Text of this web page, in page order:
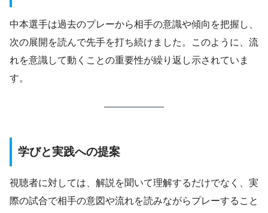
中本選手は過去のプレーから相手の意識や傾向を把握し、
次の展開を読んで先手を打ち続けました。このように、流
れを意識して動くことの重要性が繰り返し示されていま
す。
学びと実践への提案
視聴者に対しては、解説を聞いて理解するだけでなく、実
際の試合で相手の意図や流れを読みながらプレーすること